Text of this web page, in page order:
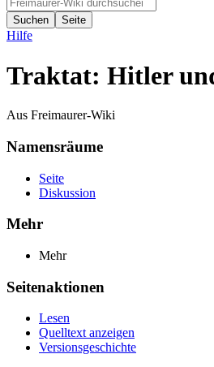
Hilfe
Traktat: Hitler
Aus Freimaurer-Wiki
Namensräume
Seite
Diskussion
Mehr
Mehr
Seitenaktionen
Lesen
Quelltext anzeigen
Versionsgeschichte